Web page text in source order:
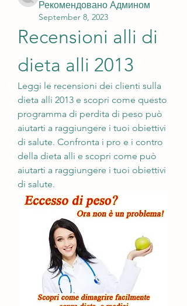
Рекомендовано Админом
September 8, 2023
Recensioni alli di
dieta alli 2013
Leggi le recensioni dei clienti sulla
dieta alli 2013 e scopri come questo
programma di perdita di peso può
aiutarti a raggiungere i tuoi obiettivi
di salute. Confronta i pro e i contro
della dieta alli e scopri come può
aiutarti a raggiungere i tuoi obiettivi
di salute.